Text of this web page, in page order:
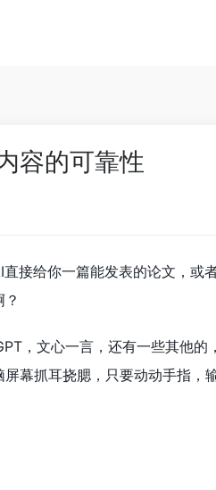
容的可靠性
接给你一篇能发表的论文，或
，文心一言，还有一些其他
幕抓耳挠腮，只要动动手指，